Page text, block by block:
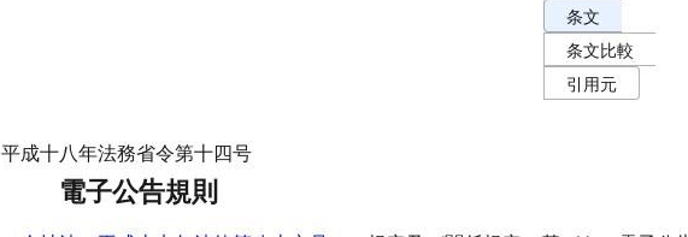
条文表示オプシ
条文
条文比較
引用元
平成十八年法務省令第十四号
電子公告規則